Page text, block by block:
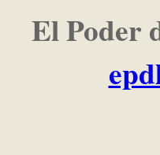
El Poder